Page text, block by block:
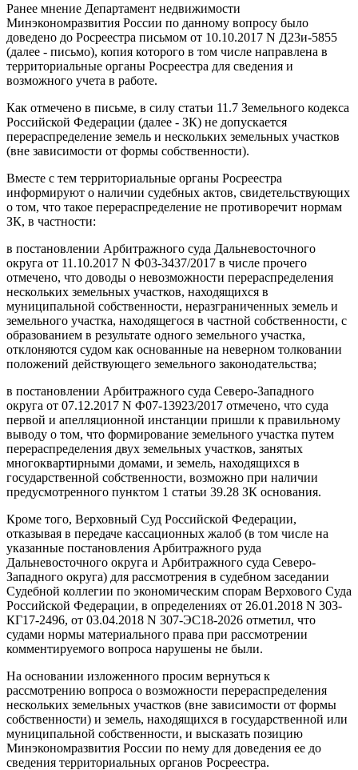
Ранее мнение Департамент недвижимости
Минэкономразвития России по данному вопросу было
доведено до Росреестра письмом от 10.10.2017 N Д23и-5855
(далее - письмо), копия которого в том числе направлена в
территориальные органы Росреестра для сведения и
возможного учета в работе.
Как отмечено в письме, в силу статьи 11.7 Земельного кодекса
Российской Федерации (далее - ЗК) не допускается
перераспределение земель и нескольких земельных участков
(вне зависимости от формы собственности).
Вместе с тем территориальные органы Росреестра
информируют о наличии судебных актов, свидетельствующих
о том, что такое перераспределение не противоречит нормам
ЗК, в частности:
в постановлении Арбитражного суда Дальневосточного
округа от 11.10.2017 N Ф03-3437/2017 в числе прочего
отмечено, что доводы о невозможности перераспределения
нескольких земельных участков, находящихся в
муниципальной собственности, неразграниченных земель и
земельного участка, находящегося в частной собственности, с
образованием в результате одного земельного участка,
отклоняются судом как основанные на неверном толковании
положений действующего земельного законодательства;
в постановлении Арбитражного суда Северо-Западного
округа от 07.12.2017 N Ф07-13923/2017 отмечено, что суда
первой и апелляционной инстанции пришли к правильному
выводу о том, что формирование земельного участка путем
перераспределения двух земельных участков, занятых
многоквартирными домами, и земель, находящихся в
государственной собственности, возможно при наличии
предусмотренного пунктом 1 статьи 39.28 ЗК основания.
Кроме того, Верховный Суд Российской Федерации,
отказывая в передаче кассационных жалоб (в том числе на
указанные постановления Арбитражного руда
Дальневосточного округа и Арбитражного суда Северо-
Западного округа) для рассмотрения в судебном заседании
Судебной коллегии по экономическим спорам Верхового Суда
Российской Федерации, в определениях от 26.01.2018 N 303-
КГ17-2496, от 03.04.2018 N 307-ЭС18-2026 отметил, что
судами нормы материального права при рассмотрении
комментируемого вопроса нарушены не были.
На основании изложенного просим вернуться к
рассмотрению вопроса о возможности перераспределения
нескольких земельных участков (вне зависимости от формы
собственности) и земель, находящихся в государственной или
муниципальной собственности, и высказать позицию
Минэкономразвития России по нему для доведения ее до
сведения территориальных органов Росреестра.